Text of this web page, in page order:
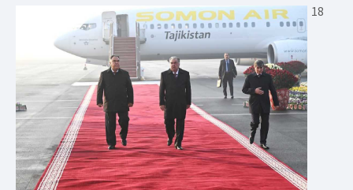
18